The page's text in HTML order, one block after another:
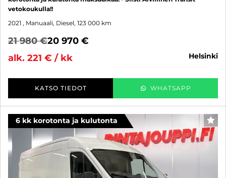
vetokoukulla!!
2021 , Manuaali, Diesel, 123 000 km
21 980 €20 970 €
alk. 221 € / kk
helsinki
KATSO TIEDOT WHATSAPP
6 kk korotonta ja kulutonta